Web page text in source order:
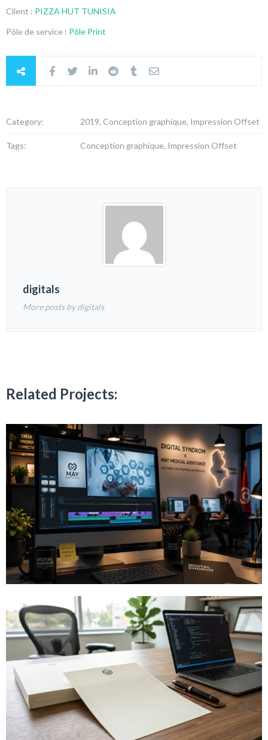
Client : PIZZA HUT TUNISIA
Pôle de service : Pôle Print
Category: 2019, Conception graphique, Impression Offset
Tags: Conception graphique, Impression Offset
digitals
More posts by digitals
Related Projects: